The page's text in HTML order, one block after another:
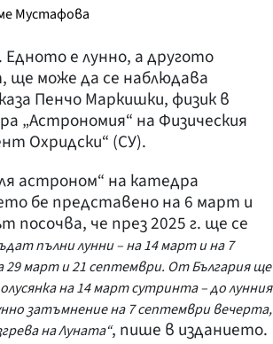
Мустафова
е лунно, а другото
ще може да се наблюдава
Пенчо Маркишки, физик в
„Астрономия“ на Физическия
Охридски“ (СУ).
астроном“ на катедра
бе представено на 6 март и
посочва, че през 2025 г. ще се
пълни лунни – на 14 март и на 7
29 март и 21 септември. От България ще
на 14 март сутринта – до лунния
затъмнение на 7 септември вечерта,
на Луната“, пише в изданието.